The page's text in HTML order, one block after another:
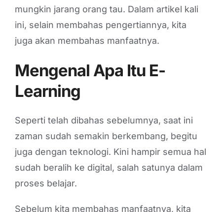
mungkin jarang orang tau. Dalam artikel kali
ini, selain membahas pengertiannya, kita
juga akan membahas manfaatnya.
Mengenal Apa Itu E-
Learning
Seperti telah dibahas sebelumnya, saat ini
zaman sudah semakin berkembang, begitu
juga dengan teknologi. Kini hampir semua hal
sudah beralih ke digital, salah satunya dalam
proses belajar.
Sebelum kita membahas manfaatnya, kita